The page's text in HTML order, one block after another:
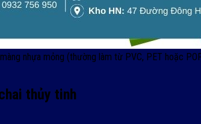
nhựa mỏng (thường làm từ PVC, PET hoặc
thủy tinh